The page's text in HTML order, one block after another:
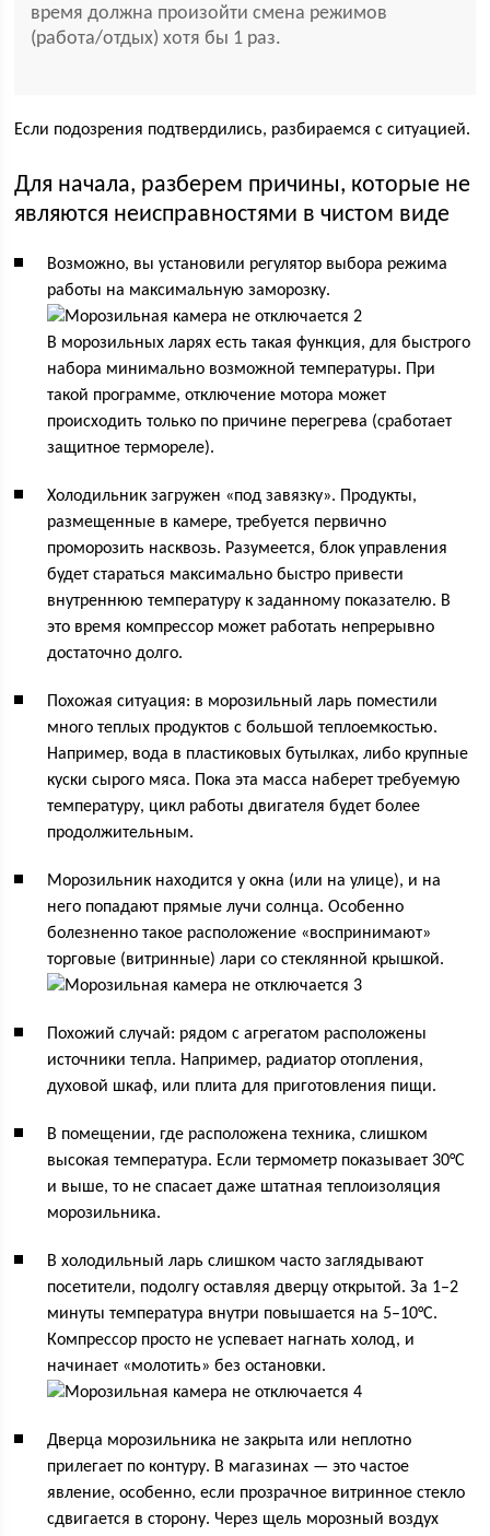
время должна произойти смена режимов
(работа/отдых) хотя бы 1 раз.
Если подозрения подтвердились, разбираемся с ситуацией.
Для начала, разберем причины, которые не
являются неисправностями в чистом виде
Возможно, вы установили регулятор выбора режима
работы на максимальную заморозку.
В морозильных ларях есть такая функция, для быстрого
набора минимально возможной температуры. При
такой программе, отключение мотора может
происходить только по причине перегрева (сработает
защитное термореле).
Холодильник загружен «под завязку». Продукты,
размещенные в камере, требуется первично
проморозить насквозь. Разумеется, блок управления
будет стараться максимально быстро привести
внутреннюю температуру к заданному показателю. В
это время компрессор может работать непрерывно
достаточно долго.
Похожая ситуация: в морозильный ларь поместили
много теплых продуктов с большой теплоемкостью.
Например, вода в пластиковых бутылках, либо крупные
куски сырого мяса. Пока эта масса наберет требуемую
температуру, цикл работы двигателя будет более
продолжительным.
Морозильник находится у окна (или на улице), и на
него попадают прямые лучи солнца. Особенно
болезненно такое расположение «воспринимают»
торговые (витринные) лари со стеклянной крышкой.
Похожий случай: рядом с агрегатом расположены
источники тепла. Например, радиатор отопления,
духовой шкаф, или плита для приготовления пищи.
В помещении, где расположена техника, слишком
высокая температура. Если термометр показывает 30°C
и выше, то не спасает даже штатная теплоизоляция
морозильника.
В холодильный ларь слишком часто заглядывают
посетители, подолгу оставляя дверцу открытой. За 1–2
минуты температура внутри повышается на 5–10°C.
Компрессор просто не успевает нагнать холод, и
начинает «молотить» без остановки.
Дверца морозильника не закрыта или неплотно
прилегает по контуру. В магазинах — это частое
явление, особенно, если прозрачное витринное стекло
сдвигается в сторону. Через щель морозный воздух